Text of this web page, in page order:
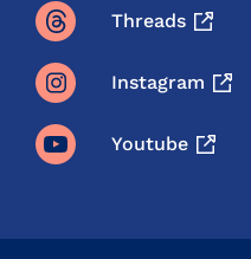
Threads
Instagram
Youtube